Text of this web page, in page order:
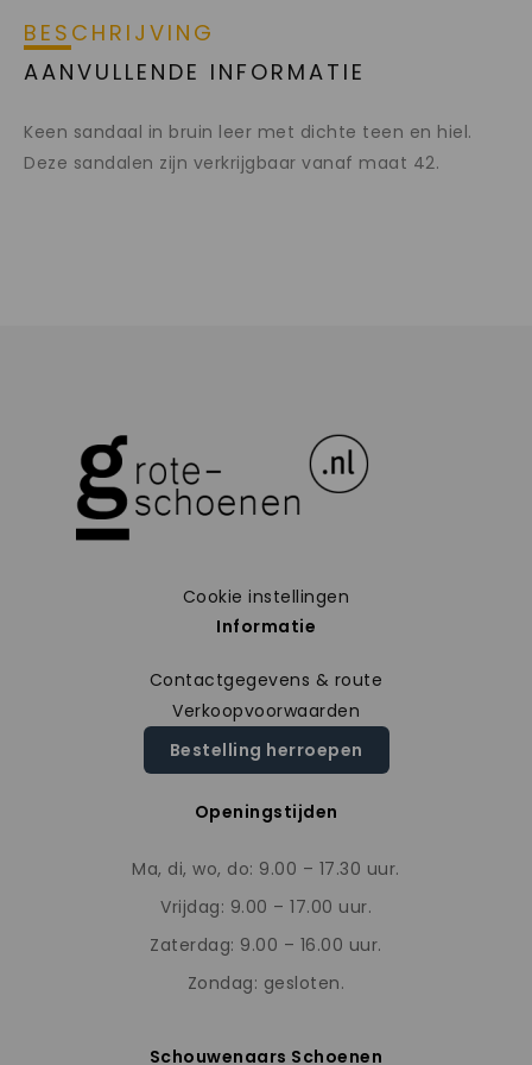
BESCHRIJVING
AANVULLENDE INFORMATIE
Keen sandaal in bruin leer met dichte teen en hiel.
Deze sandalen zijn verkrijgbaar vanaf maat 42.
Cookie instellingen
Informatie
Contactgegevens & route
Verkoopvoorwaarden
Bestelling herroepen
Openingstijden
Ma, di, wo, do: 9.00 – 17.30 uur.
Vrijdag: 9.00 – 17.00 uur.
Zaterdag: 9.00 – 16.00 uur.
Zondag: gesloten.
Schouwenaars Schoenen